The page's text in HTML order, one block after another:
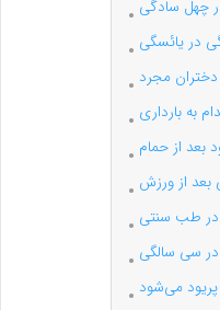
چهل سادگی
در یائسگی
مجرد
به بارداری
از حمام
از ورزش
طب سنتی
سی سالگی
می‌شود